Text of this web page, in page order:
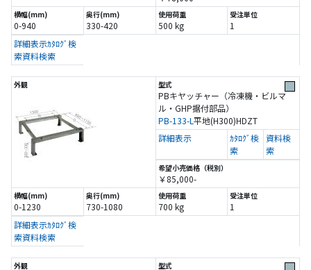
0-940 330-420 500 kg 1
詳細表示ｶﾀﾛｸﾞ検
索資料検索
PBキヤッチャー（冷凍機・ビルマ
ル・GHP据付部品）
PB-133-L 平地(H300)HDZT
0-1230 730-1080 700 kg 1
￥85,000-
詳細表示
ｶﾀﾛｸﾞ検
索
資料検
索
詳細表示ｶﾀﾛｸﾞ検
索資料検索